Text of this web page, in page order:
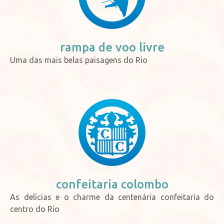
rampa de voo livre
Uma das mais belas paisagens do Rio
confeitaria colombo
As delícias e o charme da centenária confeitaria do
centro do Rio